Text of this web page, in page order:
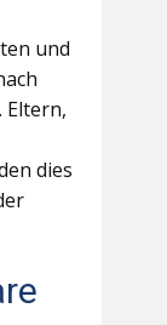
und
Eltern,
dies